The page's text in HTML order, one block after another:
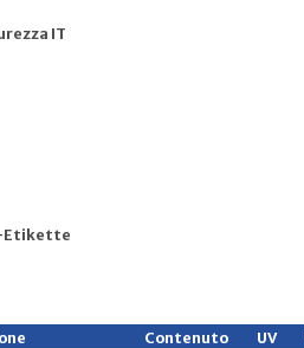
IT
Etikette
Contenuto UV